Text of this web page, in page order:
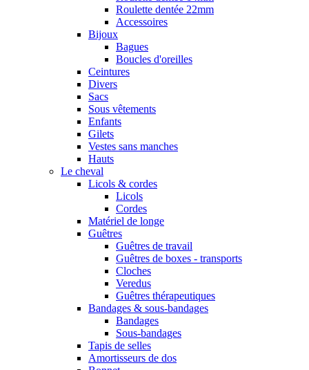
Roulette dentée 22mm
Accessoires
Bijoux
Bagues
Boucles d'oreilles
Ceintures
Divers
Sacs
Sous vêtements
Enfants
Gilets
Vestes sans manches
Hauts
Le cheval
Licols & cordes
Licols
Cordes
Matériel de longe
Guêtres
Guêtres de travail
Guêtres de boxes - transports
Cloches
Veredus
Guêtres thérapeutiques
Bandages & sous-bandages
Bandages
Sous-bandages
Tapis de selles
Amortisseurs de dos